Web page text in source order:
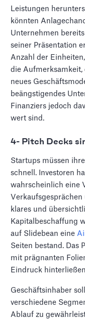
Leistungen
könnten
Unternehmen
seiner Präsentation
Anzahl der
die Aufmerksamkeit,
neues
beängstigendes
Finanziers jedoch
wert sind.
4- Pitch Decks
Startups müssen
schnell. Investoren
wahrscheinlich eine
Verkaufsgesprächen
klares und
Kapitalbeschaffung
auf Slidebean eine
Seiten bestand. Das
mit prägnanten
Eindruck
Geschäftsinhaber
verschiedene
Ablauf zu